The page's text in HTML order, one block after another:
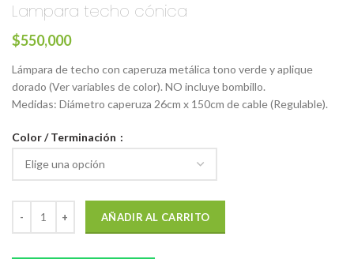
Lampara techo cónica
$550,000
Lámpara de techo con caperuza metálica tono verde y aplique
dorado (Ver variables de color). NO incluye bombillo.
Medidas: Diámetro caperuza 26cm x 150cm de cable (Regulable).
Color / Terminación
AÑADIR AL CARRITO